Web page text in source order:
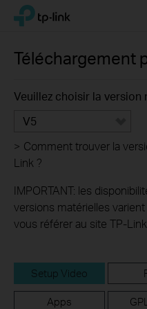
Click
the
navigation
TP-Link, Reliably Smart
Téléchargement
Veuillez choisir la version
V5
> Comment trouver la
Link ?
IMPORTANT: les
versions matérielles
vous référer au site TP-
Setup Video
Apps